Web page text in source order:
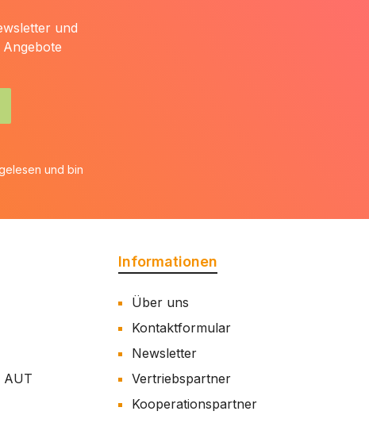
und
und bin
AUT
Informationen
Über uns
Kontaktformular
Newsletter
Vertriebspartner
Kooperationspartner